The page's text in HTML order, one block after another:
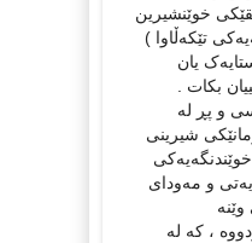
خوێنشیرین
تێکەڵاوا )
یان
بکات .
و پڕ لە
شیرینی
و مەودای
، کە لە